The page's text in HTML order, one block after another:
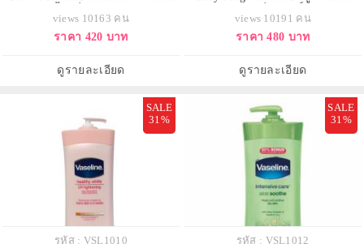
วาสลีน โลชั่นวาสลีนโกโก้เหมาะ
สำหรับผิวแห้ง และคนที่ต้องการเติม
กร้านจากมลภาวะและแสงแดด ควร
ใช้ตัวนี้ ผิวจะโกลวขึ
views 10163 คน
ราคา 420 บาท
ดูรายละเอียด
อ่อนโยนใช้ได้แม้กระทั้งเด็กทารก
แรกเกิด ให้คุณมั่นใจว่าไม่มีอาการ
ชื่นไว้เพื่อปกป้องและช่วยบำรุงผิว
ลดริ้วรอยความแห
views 10191 คน
ราคา 480 บาท
ดูรายละเอียด
SALE
31%
รหัส : VSL1010
SALE
31%
รหัส : VSL1012